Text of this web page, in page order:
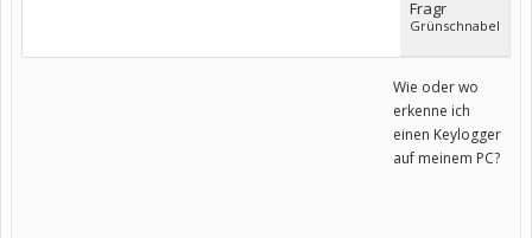
Fragr
Grünschnabel
Wie oder wo
erkenne ich
einen Keylogger
auf meinem PC?